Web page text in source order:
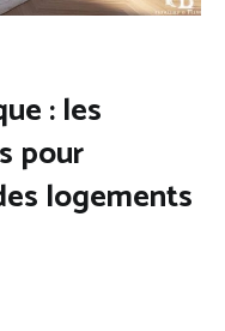
: les
pour
logements